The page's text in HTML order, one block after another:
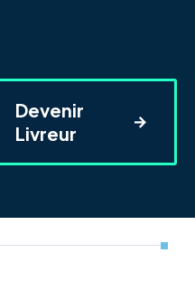
Devenir
Livreur